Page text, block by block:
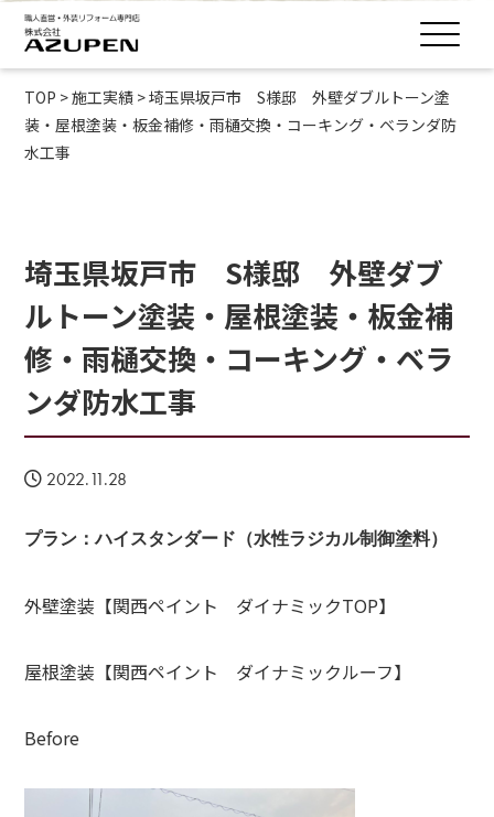
TOP >施工実績 >埼玉県坂戸市 S様邸 外壁ダブルトーン塗
装・屋根塗装・板金補修・雨樋交換・コーキング・ベランダ防
水工事
埼玉県坂戸市 S様邸 外壁ダブ
ルトーン塗装・屋根塗装・板金補
修・雨樋交換・コーキング・ベラ
ンダ防水工事
2022.11.28
プラン：ハイスタンダード（水性ラジカル制御塗料）
外壁塗装【関西ペイント ダイナミックTOP】
屋根塗装【関西ペイント ダイナミックルーフ】
Before